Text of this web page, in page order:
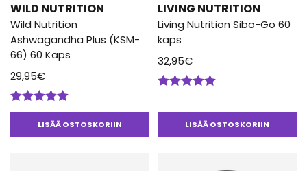
WILD NUTRITION
Wild Nutrition
Ashwagandha Plus (KSM-
66) 60 Kaps
29,95€
Arvostelu
tuotteesta:LISÄÄ OSTOSKORIIN
LIVING NUTRITION
Living Nutrition Sibo-Go 60
kaps
32,95€
LISÄÄ OSTOSKORIIN